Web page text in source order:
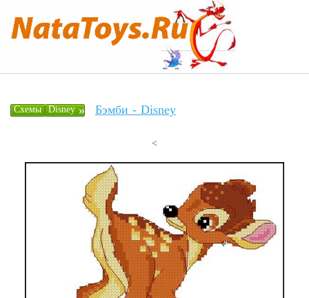
Схемы »
Disney Бэмби - Disney
<